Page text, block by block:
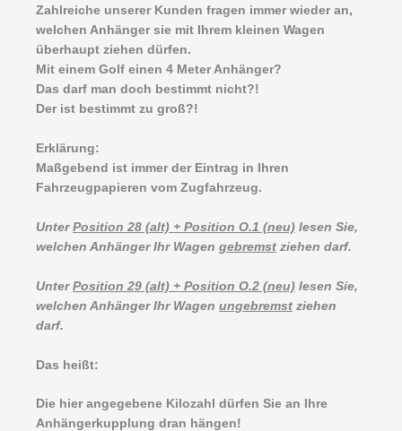
Zahlreiche unserer Kunden fragen immer wieder an,
welchen Anhänger sie mit Ihrem kleinen Wagen
überhaupt ziehen dürfen.
Mit einem Golf einen 4 Meter Anhänger?
Das darf man doch bestimmt nicht?!
Der ist bestimmt zu groß?!
Erklärung:
Maßgebend ist immer der Eintrag in Ihren
Fahrzeugpapieren vom Zugfahrzeug.
Unter Position 28 (alt) + Position O.1 (neu) lesen Sie,
welchen Anhänger Ihr Wagen gebremst ziehen darf.
Unter Position 29 (alt) + Position O.2 (neu) lesen Sie,
welchen Anhänger Ihr Wagen ungebremst ziehen
darf.
Das heißt:
Die hier angegebene Kilozahl dürfen Sie an Ihre
Anhängerkupplung dran hängen!